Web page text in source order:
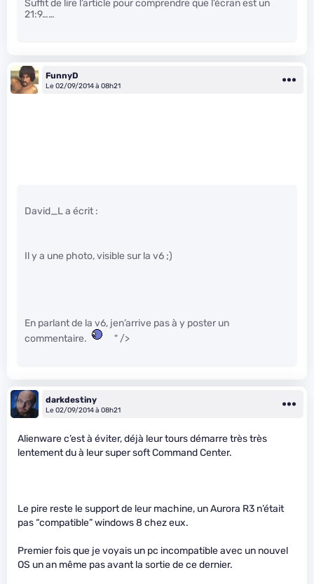
Suffit de lire l’article pour comprendre que l’écran est un
21:9……
FunnyD
Le 02/09/2014 à 08h21
David_L a écrit :
Il y a une photo, visible sur la v6 ;)
En parlant de la v6, jen’arrive pas à y poster un
commentaire.
" />
darkdestiny
Le 02/09/2014 à 08h21
Alienware c’est à éviter, déjà leur tours démarre très très
lentement du à leur super soft Command Center.
Le pire reste le support de leur machine, un Aurora R3 n’était
pas “compatible” windows 8 chez eux.
Premier fois que je voyais un pc incompatible avec un nouvel
OS un an même pas avant la sortie de ce dernier.